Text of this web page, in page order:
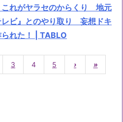
これがヤラセのからくり 地元
レビ』とのやり取り 妄想ドキ
れた！ | TABLO
3 4 5 › »